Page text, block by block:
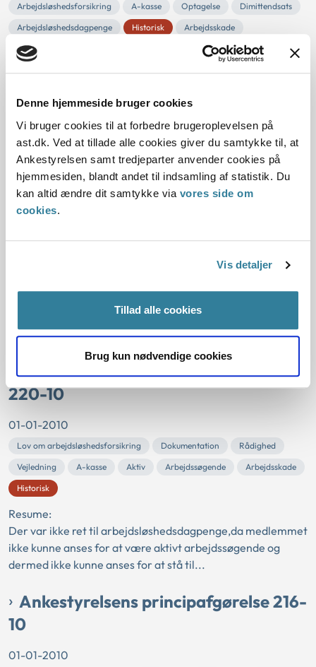
Denne hjemmeside bruger cookies
Vi bruger cookies til at forbedre brugeroplevelsen på
ast.dk. Ved at tillade alle cookies giver du samtykke til, at
Ankestyrelsen samt tredjeparter anvender cookies på
hjemmesiden, blandt andet til indsamling af statistik. Du
kan altid ændre dit samtykke via vores side om
cookies.
Vis detaljer
Tillad alle cookies
Brug kun nødvendige cookies
Arbejdsløshedsforsikring A-kasse Optagelse
Dimittendsats
Arbejdsløshedsdagpenge
Historisk Arbejdsskade
Resume:
Personer, der på baggrund af en erhvervsmæssig
have bopæl og ophold i Danmark både umiddelbart...
Ankestyrelsens principafgørelse 219-
10
01-01-2010
Lov om arbejdsløshedsforsikring
per måned i medlemmets dagpengeudbetalinger overladt
tilstrækkelige midler til sit underhold....
Ankestyrelsens principafgørelse
220-10
01-01-2010
Lov om arbejdsløshedsforsikring Dokumentation
Rådighed
Vejledning
A-kasse Aktiv Arbejdssøgende
Arbejdsskade
Historisk
Resume:
Der var ikke ret til arbejdsløshedsdagpenge,da medlemmet
ikke kunne anses for at være aktivt arbejdssøgende og
dermed ikke kunne anses for at stå til...
Ankestyrelsens principafgørelse 216-
10
01-01-2010